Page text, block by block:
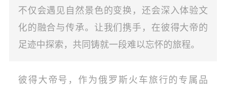
不仅会遇见自然景色的变换，还会深入体验文
化的融合与传承。让我们携手，在彼得大帝的
足迹中探索，共同铸就一段难以忘怀的旅程。
彼得大帝号，作为俄罗斯火车旅行的专属品